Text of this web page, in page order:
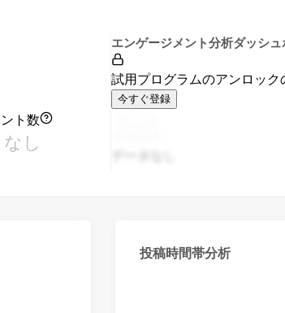
ト数
し
エンゲージメント分析ダッシュ
試用プログラムのアンロック
今すぐ登録
投稿時間帯分析